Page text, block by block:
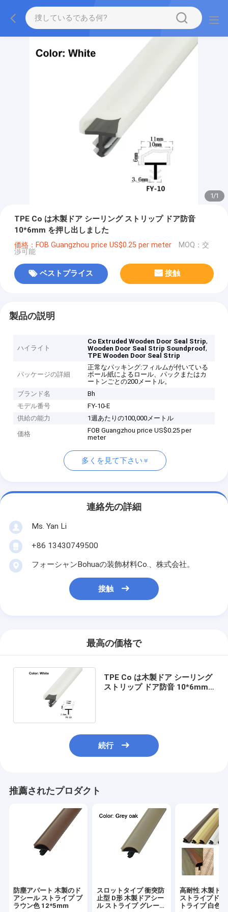
1/1
TPE Co は木製ドア シーリング ストリップ ドア防音
10*6mm を押し出しました
価格：FOB Guangzhou price US$0.25 per meter MOQ：交
渉可能
ベストプライス 接触
製品の説明
ハイライト
Co Extruded Wooden Door Seal Strip,
Wooden Door Seal Strip Soundproof,
TPE Wooden Door Seal Strip
パッケージの詳細
正常なパッキング:フィルムが付いている
ボール紙によるロール、パックまたはカ
ートンごとの200メートル。
ブランド名
Bh
モデル番号
FY-10-E
供給の能力
1週あたりの100,000メートル
価格
FOB Guangzhou price US$0.25 per
meter
多くを見て下さい
連絡先の詳細
Ms. Yan Li
+86 13430749500
フォーシャンBohuaの装飾材料Co.、株式会社。
接触
最高の価格で
TPE Co は木製ドア シーリング
ストリップ ドア防音 10*6mm
続行
推薦されたプロダクト
防塵アパート 木製のド
アシール ストライプ ブ
ラウン色 12*5mm
スロットタイプ 衝突防
止型 D形 木製ドアシー
ル ストライプ グレーオ
高耐性 木製ド
ストライプドア
トライプ 白色